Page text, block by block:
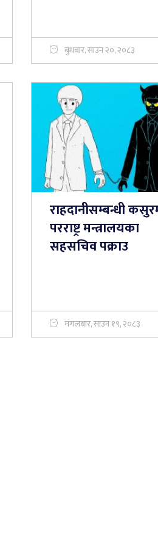
बुधबार, साउन २०, २०८३
राहदानीसम्बन्धी
परराष्ट्र मन्त्रालयका
सहसचिव पक्राउ
मंगलबार, साउन १९, २०८३